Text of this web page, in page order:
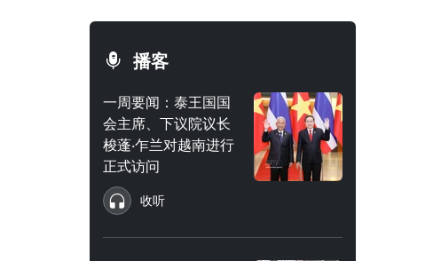
播客
一周要闻：泰王国国
会主席、下议院议长
梭蓬·乍兰对越南进行
正式访问
收听